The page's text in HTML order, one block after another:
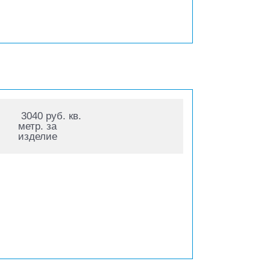
3040 руб. кв.
метр. за
изделие